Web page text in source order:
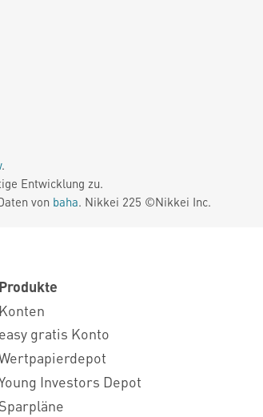
.
Entwicklung zu.
von baha. Nikkei 225 ©Nikkei Inc.
Produkte
Konten
easy gratis Konto
Investors Depot
Sparpläne